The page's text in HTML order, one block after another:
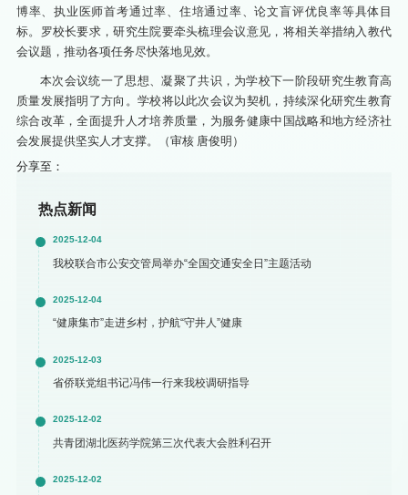
博率、执业医师首考通过率、住培通过率、论文盲评优良率等具体目
标。罗校长要求，研究生院要牵头梳理会议意见，将相关举措纳入教代
会议题，推动各项任务尽快落地见效。
本次会议统一了思想、凝聚了共识，为学校下一阶段研究生教育高
质量发展指明了方向。学校将以此次会议为契机，持续深化研究生教育
综合改革，全面提升人才培养质量，为服务健康中国战略和地方经济社
会发展提供坚实人才支撑。（审核 唐俊明）
分享至：
热点新闻
2025-12-04
我校联合市公安交管局举办“全国交通安全日”主题活动
2025-12-04
“健康集市”走进乡村，护航“守井人”健康
2025-12-03
省侨联党组书记冯伟一行来我校调研指导
2025-12-02
共青团湖北医药学院第三次代表大会胜利召开
2025-12-02